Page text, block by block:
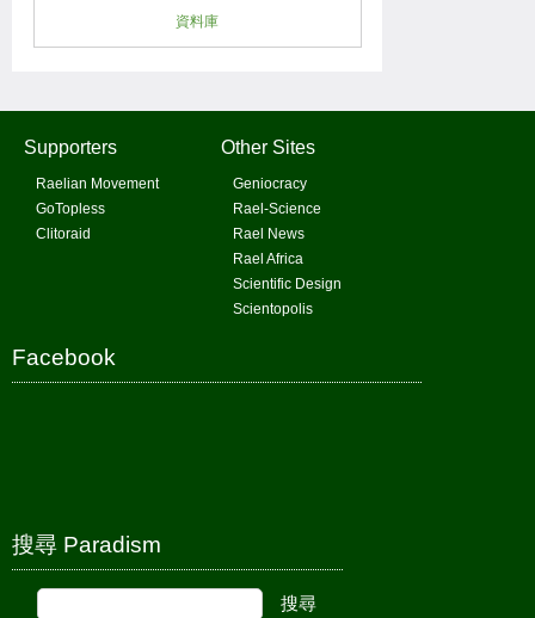
資料庫
Supporters
Raelian Movement
GoTopless
Clitoraid
Other Sites
Geniocracy
Rael-Science
Rael News
Rael Africa
Scientific Design
Scientopolis
Facebook
搜尋 Paradism